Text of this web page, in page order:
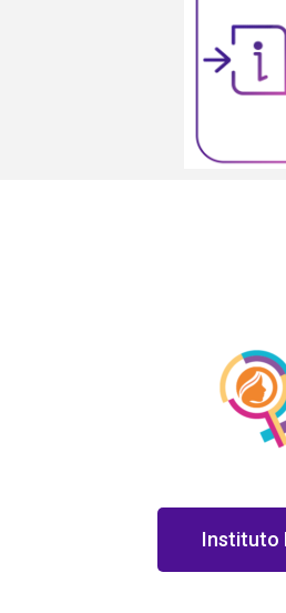
Instituto